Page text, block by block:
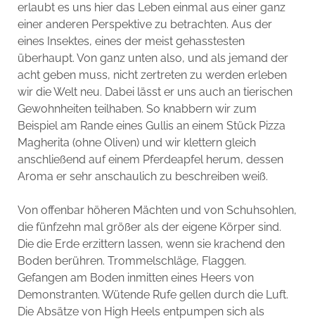
erlaubt es uns hier das Leben einmal aus einer ganz
einer anderen Perspektive zu betrachten. Aus der
eines Insektes, eines der meist gehasstesten
überhaupt. Von ganz unten also, und als jemand der
acht geben muss, nicht zertreten zu werden erleben
wir die Welt neu. Dabei lässt er uns auch an tierischen
Gewohnheiten teilhaben. So knabbern wir zum
Beispiel am Rande eines Gullis an einem Stück Pizza
Magherita (ohne Oliven) und wir klettern gleich
anschließend auf einem Pferdeapfel herum, dessen
Aroma er sehr anschaulich zu beschreiben weiß.
Von offenbar höheren Mächten und von Schuhsohlen,
die fünfzehn mal größer als der eigene Körper sind.
Die die Erde erzittern lassen, wenn sie krachend den
Boden berühren. Trommelschläge, Flaggen.
Gefangen am Boden inmitten eines Heers von
Demonstranten. Wütende Rufe gellen durch die Luft.
Die Absätze von High Heels entpumpen sich als